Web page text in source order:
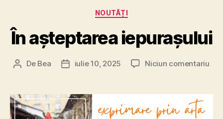
Categorii
NOUTĂȚI
În așteptarea iepurașului
Autor
De Bea
Datăiulie 10, 2025 Niciun comentariula